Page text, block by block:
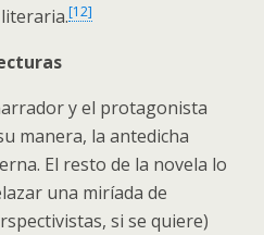
[12]
y el protagonista
manera, la antedicha
El resto de la novela lo
una miríada de
si se quiere)